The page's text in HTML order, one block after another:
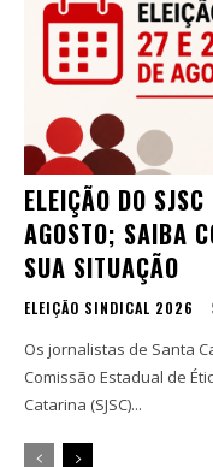
ELEIÇÃO DO
AGOSTO; SAIBA
SUA SITUAÇÃO
ELEIÇÃO SINDICAL 2026
Os jornalistas de Santa
Comissão Estadual de
Catarina (SJSC)...